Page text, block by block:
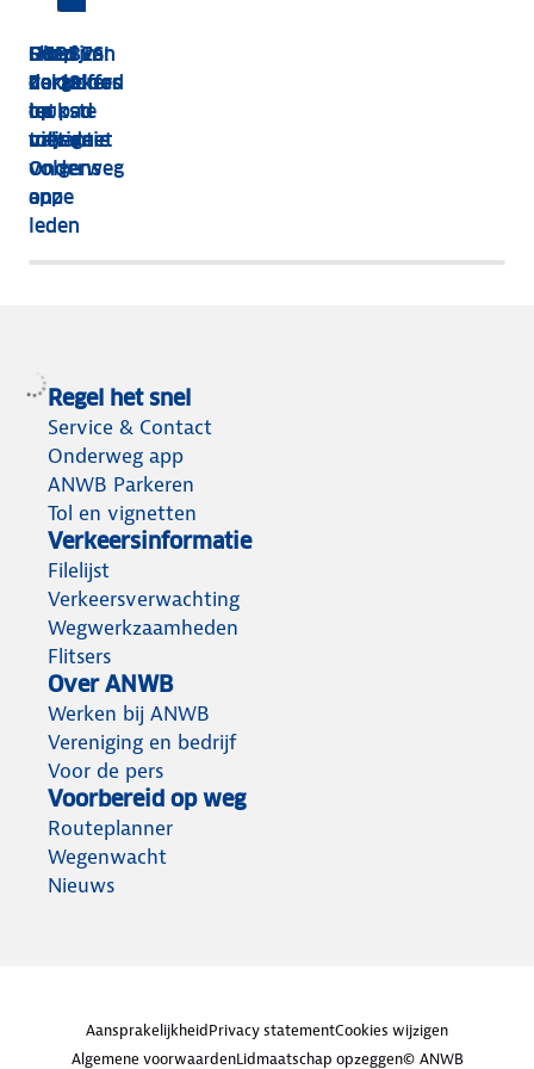
HEBBES!
Zorgeloos
op pad
met de
Onderweg
app
Shop van
dakkoffer
tot
tolvignet
Dit zijn
de 13
leukste
uitjes
volgens
onze
leden
Goed
verzekerd
op
vakantie
Regel het snel
Service & Contact
Onderweg app
ANWB Parkeren
Tol en vignetten
Verkeersinformatie
Filelijst
Verkeersverwachting
Wegwerkzaamheden
Flitsers
Over ANWB
Werken bij ANWB
Vereniging en bedrijf
Voor de pers
Voorbereid op weg
Routeplanner
Wegenwacht
Nieuws
AansprakelijkheidPrivacy statementCookies wijzigen
Algemene voorwaardenLidmaatschap opzeggen© ANWB